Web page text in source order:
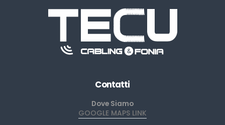
Contatti
Dove Siamo
GOOGLE MAPS LINK